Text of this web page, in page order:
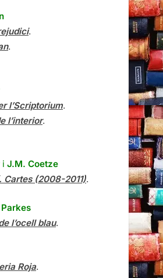
.
.
l’Scriptorium.
l’interior.
i J.M. Coetze
Cartes (2008-2011).
l’ocell blau.
Roja.